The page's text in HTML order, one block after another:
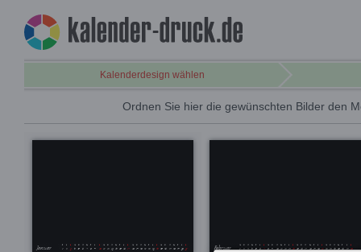
Kalenderdesign wählen
Ordnen Sie hier die gewünschten Bilder den